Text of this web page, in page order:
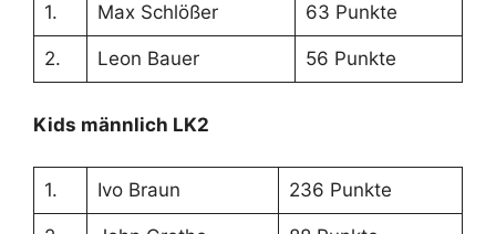
1. Max Schlößer 63 Punkte
2. Leon Bauer 56 Punkte
Kids männlich LK2
1. Ivo Braun 236 Punkte